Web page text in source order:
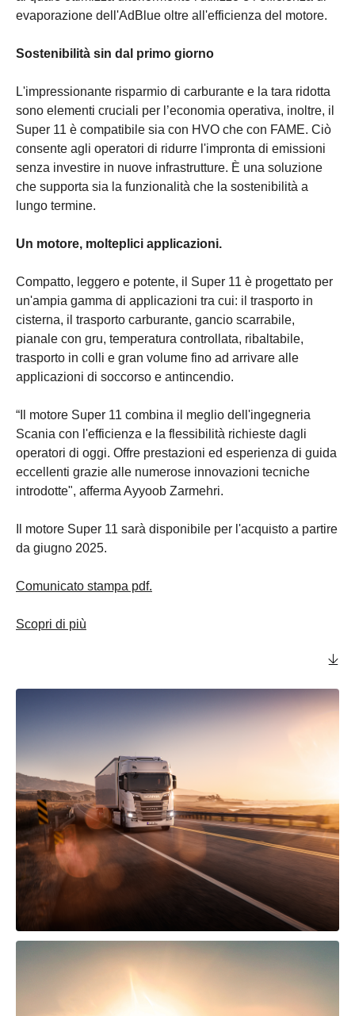
evaporazione dell'AdBlue oltre all'efficienza del motore.
Sostenibilità sin dal primo giorno
L'impressionante risparmio di carburante e la tara ridotta
sono elementi cruciali per l’economia operativa, inoltre, il
Super 11 è compatibile sia con HVO che con FAME. Ciò
consente agli operatori di ridurre l'impronta di emissioni
senza investire in nuove infrastrutture. È una soluzione
che supporta sia la funzionalità che la sostenibilità a
lungo termine.
Un motore, molteplici applicazioni.
Compatto, leggero e potente, il Super 11 è progettato per
un'ampia gamma di applicazioni tra cui: il trasporto in
cisterna, il trasporto carburante, gancio scarrabile,
pianale con gru, temperatura controllata, ribaltabile,
trasporto in colli e gran volume fino ad arrivare alle
applicazioni di soccorso e antincendio.
“Il motore Super 11 combina il meglio dell'ingegneria
Scania con l'efficienza e la flessibilità richieste dagli
operatori di oggi. Offre prestazioni ed esperienza di guida
eccellenti grazie alle numerose innovazioni tecniche
introdotte", afferma Ayyoob Zarmehri.
Il motore Super 11 sarà disponibile per l'acquisto a partire
da giugno 2025.
Comunicato stampa pdf.
Scopri di più